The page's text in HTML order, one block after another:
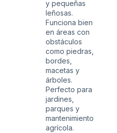
y pequeñas
leñosas.
Funciona bien
en áreas con
obstáculos
como piedras,
bordes,
macetas y
árboles.
Perfecto para
jardines,
parques y
mantenimiento
agrícola.